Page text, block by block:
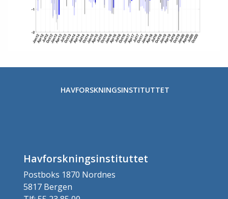
HAVFORSKNINGSINSTITUTTET
Havforskningsinstituttet
Postboks 1870 Nordnes
5817 Bergen